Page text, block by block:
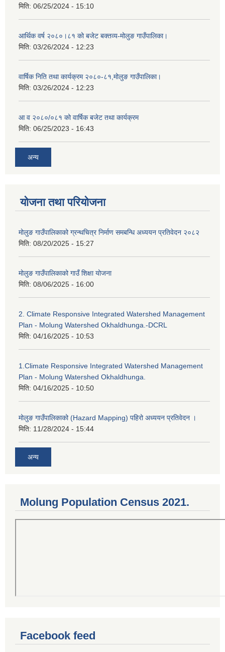
मिति: 06/25/2024 - 15:10
आर्थिक वर्ष २०८०।८१ को बजेट बक्तव्य-मोलुङ गाउँपालिका।
मिति: 03/26/2024 - 12:23
वार्षिक निति तथा कार्यक्रम २०८०-८१,मोलुङ गाउँपालिका।
मिति: 03/26/2024 - 12:23
आ व २०८०/०८१ को वार्षिक बजेट तथा कार्यक्रम
मिति: 06/25/2023 - 16:43
अन्य
योजना तथा परियोजना
मोलुङ गाउँपालिकाको ग्रन्थचित्र निर्माण समबन्धि अध्ययन प्रतिवेदन २०८२
मिति: 08/20/2025 - 15:27
मोलुङ गाउँपालिकाको गाउँ शिक्षा योजना
मिति: 08/06/2025 - 16:00
2. Climate Responsive Integrated Watershed Management
Plan - Molung Watershed Okhaldhunga.-DCRL
मिति: 04/16/2025 - 10:53
1.Climate Responsive Integrated Watershed Management
Plan - Molung Watershed Okhaldhunga.
मिति: 04/16/2025 - 10:50
मोलुङ गाउँपालिकाको (Hazard Mapping) पहिरो अध्ययन प्रतिवेदन ।
मिति: 11/28/2024 - 15:44
अन्य
Molung Population Census 2021.
Facebook feed